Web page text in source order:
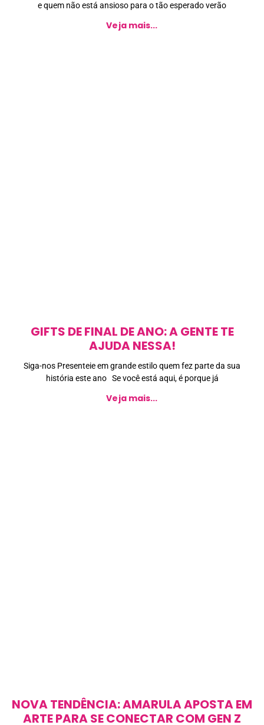
e quem não está ansioso para o tão esperado verão
Veja mais...
GIFTS DE FINAL DE ANO: A GENTE TE
AJUDA NESSA!
Siga-nos Presenteie em grande estilo quem fez parte da sua
história este ano Se você está aqui, é porque já
Veja mais...
NOVA TENDÊNCIA: AMARULA APOSTA EM
ARTE PARA SE CONECTAR COM GEN Z